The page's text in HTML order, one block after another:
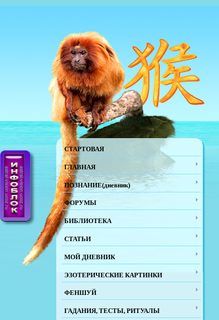
СТАРТОВАЯ
ГЛАВНАЯ
ПОЗНАНИЕ(дневник)
ФОРУМЫ
БИБЛИОТЕКА
СТАТЬИ
МОЙ ДНЕВНИК
ЭЗОТЕРИЧЕСКИЕ КАРТИНКИ
ФЕНШУЙ
ГАДАНИЯ, ТЕСТЫ, РИТУАЛЫ